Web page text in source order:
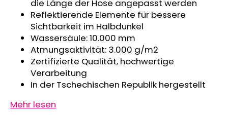
die Länge der Hose angepasst werden
Reflektierende Elemente für bessere
Sichtbarkeit im Halbdunkel
Wassersäule: 10.000 mm
Atmungsaktivität: 3.000 g/m2
Zertifizierte Qualität, hochwertige
Verarbeitung
In der Tschechischen Republik hergestellt
Mehr lesen